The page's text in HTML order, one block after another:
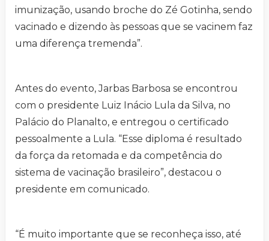
imunização, usando broche do Zé Gotinha, sendo
vacinado e dizendo às pessoas que se vacinem faz
uma diferença tremenda”.
Antes do evento, Jarbas Barbosa se encontrou
com o presidente Luiz Inácio Lula da Silva, no
Palácio do Planalto, e entregou o certificado
pessoalmente a Lula. “Esse diploma é resultado
da força da retomada e da competência do
sistema de vacinação brasileiro”, destacou o
presidente em comunicado.
“É muito importante que se reconheça isso, até